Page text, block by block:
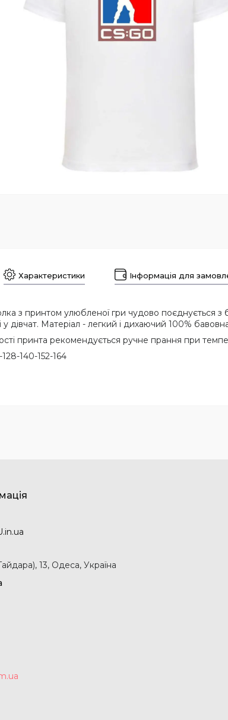
Характеристики Інформація для
з принтом улюбленої гри чудово поєднується
у дівчат. Матеріал - легкий і дихаючий 100%
принта рекомендується ручне прання при
140-152-164
13, Одеса, Україна